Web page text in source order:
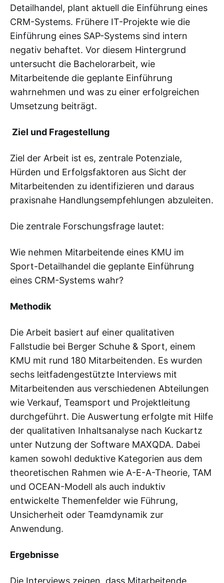
Detailhandel, plant aktuell die Einführung eines
CRM-Systems. Frühere IT-Projekte wie die
Einführung eines SAP-Systems sind intern
negativ behaftet. Vor diesem Hintergrund
untersucht die Bachelorarbeit, wie
Mitarbeitende die geplante Einführung
wahrnehmen und was zu einer erfolgreichen
Umsetzung beiträgt.
Ziel und Fragestellung
Ziel der Arbeit ist es, zentrale Potenziale,
Hürden und Erfolgsfaktoren aus Sicht der
Mitarbeitenden zu identifizieren und daraus
praxisnahe Handlungsempfehlungen abzuleiten.
Die zentrale Forschungsfrage lautet:
Wie nehmen Mitarbeitende eines KMU im
Sport-Detailhandel die geplante Einführung
eines CRM-Systems wahr?
Methodik
Die Arbeit basiert auf einer qualitativen
Fallstudie bei Berger Schuhe & Sport, einem
KMU mit rund 180 Mitarbeitenden. Es wurden
sechs leitfadengestützte Interviews mit
Mitarbeitenden aus verschiedenen Abteilungen
wie Verkauf, Teamsport und Projektleitung
durchgeführt. Die Auswertung erfolgte mit Hilfe
der qualitativen Inhaltsanalyse nach Kuckartz
unter Nutzung der Software MAXQDA. Dabei
kamen sowohl deduktive Kategorien aus dem
theoretischen Rahmen wie A-E-A-Theorie, TAM
und OCEAN-Modell als auch induktiv
entwickelte Themenfelder wie Führung,
Unsicherheit oder Teamdynamik zur
Anwendung.
Ergebnisse
Die Interviews zeigen, dass Mitarbeitende